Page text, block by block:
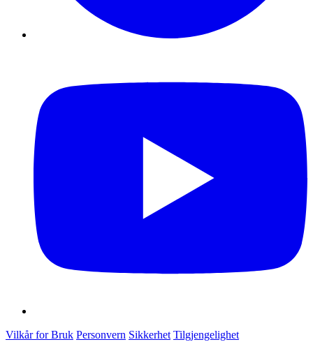
Vilkår for Bruk Personvern Sikkerhet Tilgjengelighet